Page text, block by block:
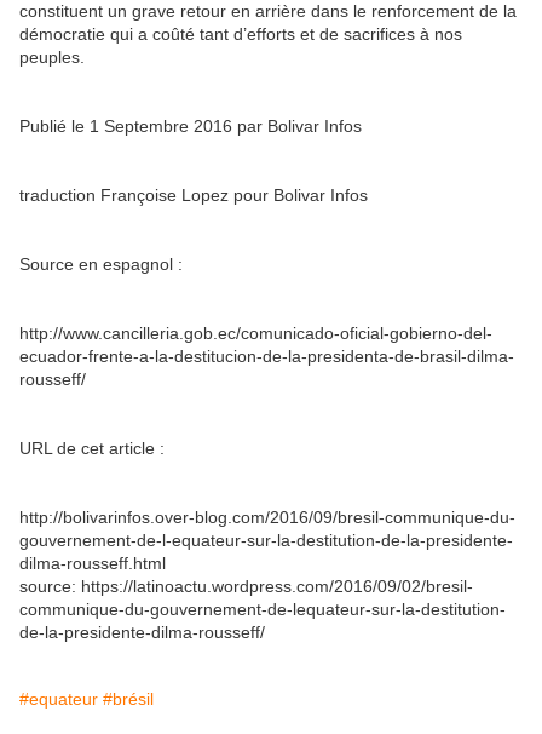
constituent un grave retour en arrière dans le renforcement de la
démocratie qui a coûté tant d’efforts et de sacrifices à nos
peuples.
Publié le 1 Septembre 2016 par Bolivar Infos
traduction Françoise Lopez pour Bolivar Infos
Source en espagnol :
http://www.cancilleria.gob.ec/comunicado-oficial-gobierno-del-
ecuador-frente-a-la-destitucion-de-la-presidenta-de-brasil-dilma-
rousseff/
URL de cet article :
http://bolivarinfos.over-blog.com/2016/09/bresil-communique-du-
gouvernement-de-l-equateur-sur-la-destitution-de-la-presidente-
dilma-rousseff.html
source: https://latinoactu.wordpress.com/2016/09/02/bresil-
communique-du-gouvernement-de-lequateur-sur-la-destitution-
de-la-presidente-dilma-rousseff/
#equateur #brésil